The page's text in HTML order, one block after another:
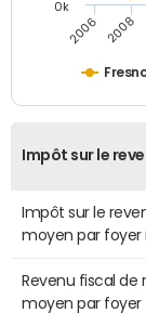
2006 2008
0k
Impôt sur le
Impôt sur le
moyen par foyer
Revenu fiscal de
moyen par foyer